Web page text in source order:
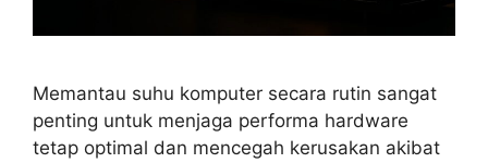
Memantau suhu komputer secara rutin sangat
penting untuk menjaga performa hardware
tetap optimal dan mencegah kerusakan akibat